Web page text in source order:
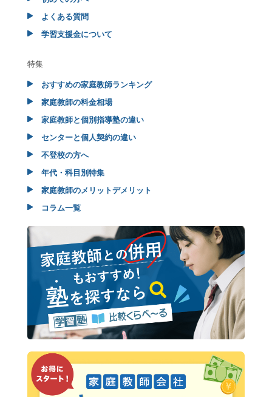
よくある質問
学習支援金について
特集
おすすめの家庭教師ランキング
家庭教師の料金相場
家庭教師と個別指導塾の違い
センターと個人契約の違い
不登校の方へ
年代・科目別特集
家庭教師のメリットデメリット
コラム一覧